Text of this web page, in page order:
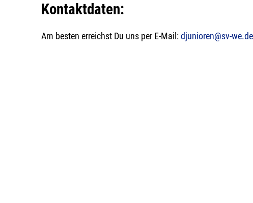
Kontaktdaten:
Am besten erreichst Du uns per E-Mail:djunioren@sv-we.de